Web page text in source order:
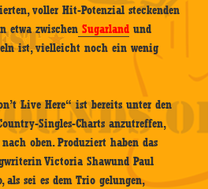
voller Hit-Potenzial steckenden
etwa zwischen Sugarland und
ist, vielleicht noch ein wenig
Live Here“ ist bereits unter den
Singles-Charts anzutreffen,
oben. Produziert haben das
Victoria Shawund Paul
als sei es dem Trio gelungen,